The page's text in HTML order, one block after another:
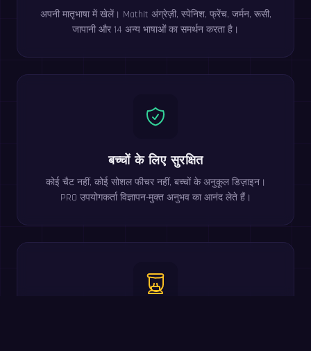
अपनी मातृभाषा में खेलें। MathIt अंग्रेज़ी, स्पेनिश, फ्रेंच, जर्मन, रूसी,
जापानी और 14 अन्य भाषाओं का समर्थन करता है।
बच्चों के लिए सुरक्षित
कोई चैट नहीं, कोई सोशल फीचर नहीं, बच्चों के अनुकूल डिज़ाइन।
PRO उपयोगकर्ता विज्ञापन-मुक्त अनुभव का आनंद लेते हैं।